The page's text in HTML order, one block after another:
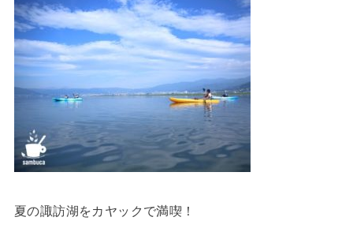
夏の諏訪湖をカヤックで満喫！